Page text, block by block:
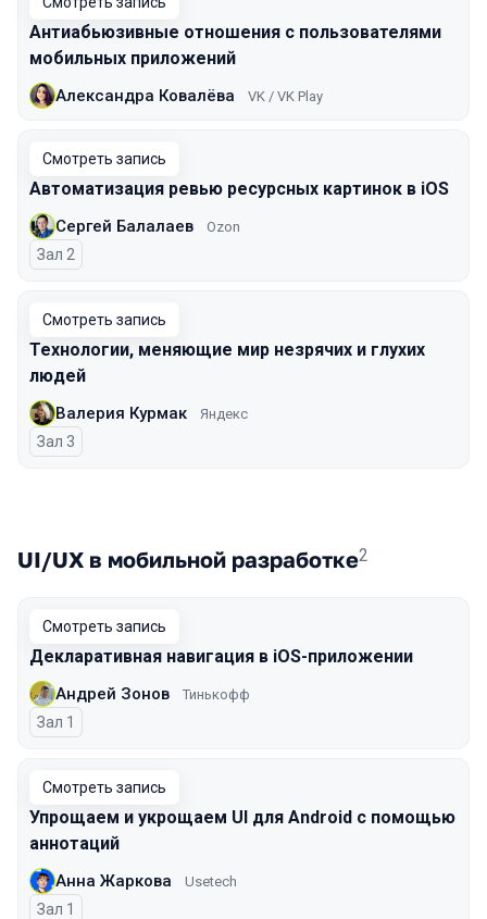
Антиабьюзивные отношения с пользователями
мобильных приложений
Александра Ковалёва VK / VK Play
Смотреть запись
Автоматизация ревью ресурсных картинок в iOS
Сергей Балалаев Ozon
Зал 2
Смотреть запись
Технологии, меняющие мир незрячих и глухих
людей
Валерия Курмак Яндекс
Зал 3
UI/UX в мобильной разработке2
Смотреть запись
Декларативная навигация в iOS-приложении
Андрей Зонов Тинькофф
Зал 1
Смотреть запись
Упрощаем и укрощаем UI для Android с помощью
аннотаций
Анна Жаркова Usetech
Зал 1